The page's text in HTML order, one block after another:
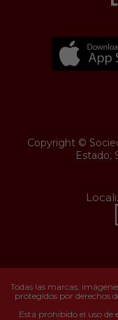
Copyright ©
Estado,
Todas las marcas,
protegidos por derechos
Está prohibido el uso de